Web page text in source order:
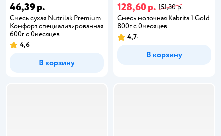
46,39 р.
Cмесь сухая Nutrilak Premium
Комфорт специализированная
600г с 0месяцев
4,6
В корзину
128,60 р. 151,30 р.
Смесь молочная Kabrita 1 Gold
800г c 0месяцев
4,7
В корзину